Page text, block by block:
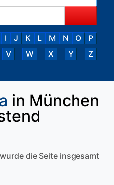
I J K L M N O
P
V W X Y Z
in München
die Seite insgesamt